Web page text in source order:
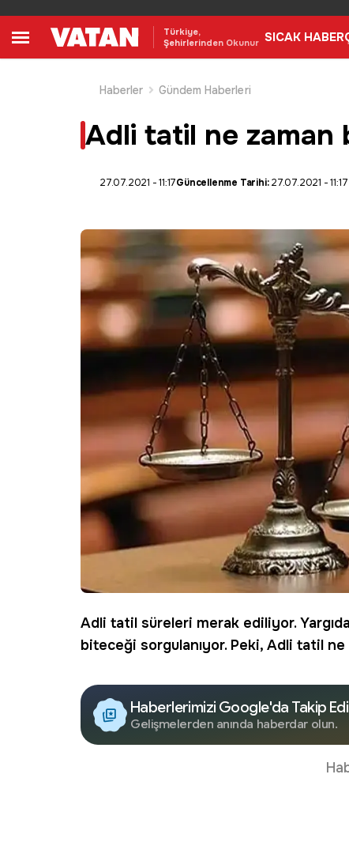
Türkiye,
Şehirlerinden Okunur SICAK HABER
Haberler
Gündem Haberleri
Adli tatil ne zaman
27.07.2021 - 11:17Güncellenme Tarihi:27.07.2021 - 11:17
Adli tatil süreleri merak ediliyor.
biteceği sorgulanıyor. Peki, Adli tatil
Haberlerimizi Google'da Takip
Gelişmelerden anında haberdar olun.